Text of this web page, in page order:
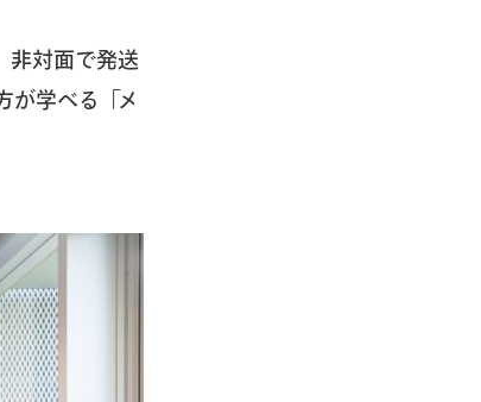
非対面で発送
が学べる「メ